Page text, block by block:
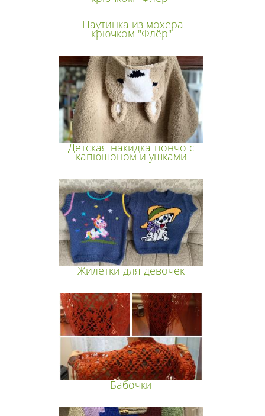
Паутинка из мохера
крючком "Флёр"
Детская накидка-пончо с
капюшоном и ушками
Жилетки для девочек
Бабочки